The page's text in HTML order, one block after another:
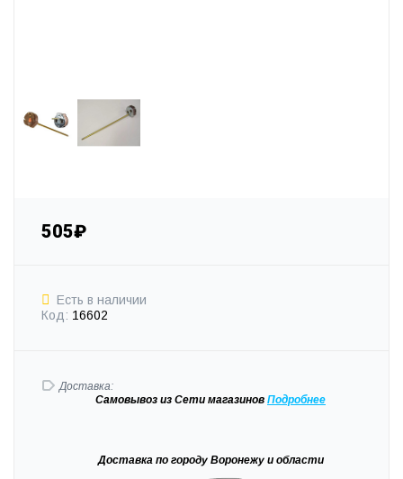
505₽
Есть в наличии
Код: 16602
Доставка:
Самовывоз из Сети магазинов Подробнее
Доставка по городу Воронежу и области